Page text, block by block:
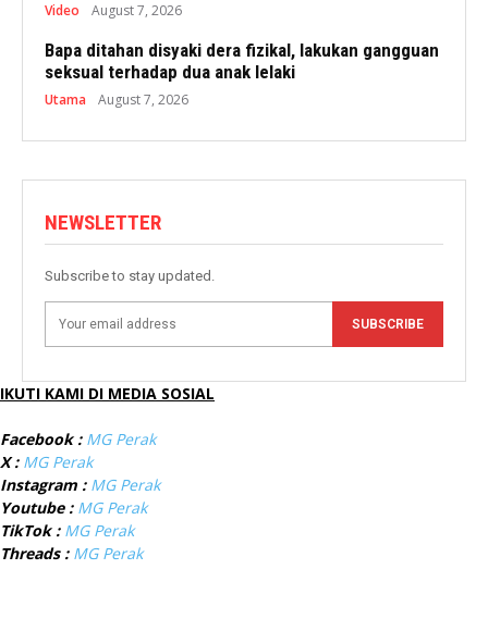
Video August 7, 2026
Bapa ditahan disyaki dera fizikal, lakukan gangguan
seksual terhadap dua anak lelaki
Utama August 7, 2026
NEWSLETTER
Subscribe to stay updated.
SUBSCRIBE
IKUTI KAMI DI MEDIA SOSIAL
Facebook : MG Perak
X : MG Perak
Instagram : MG Perak
Youtube : MG Perak
TikTok : MG Perak
Threads : MG Perak